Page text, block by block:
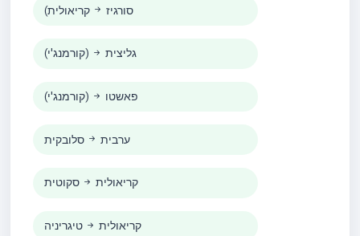
(סורגיז קריאולית
(קורמנג'י) גליצית
(קורמנג'י) פאשטו
ערבית סלובקית
קריאולית סקוטית
קריאולית טיגריניה